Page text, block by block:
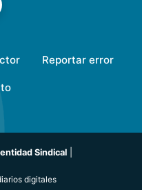
Reportar error
Sindical
digitales